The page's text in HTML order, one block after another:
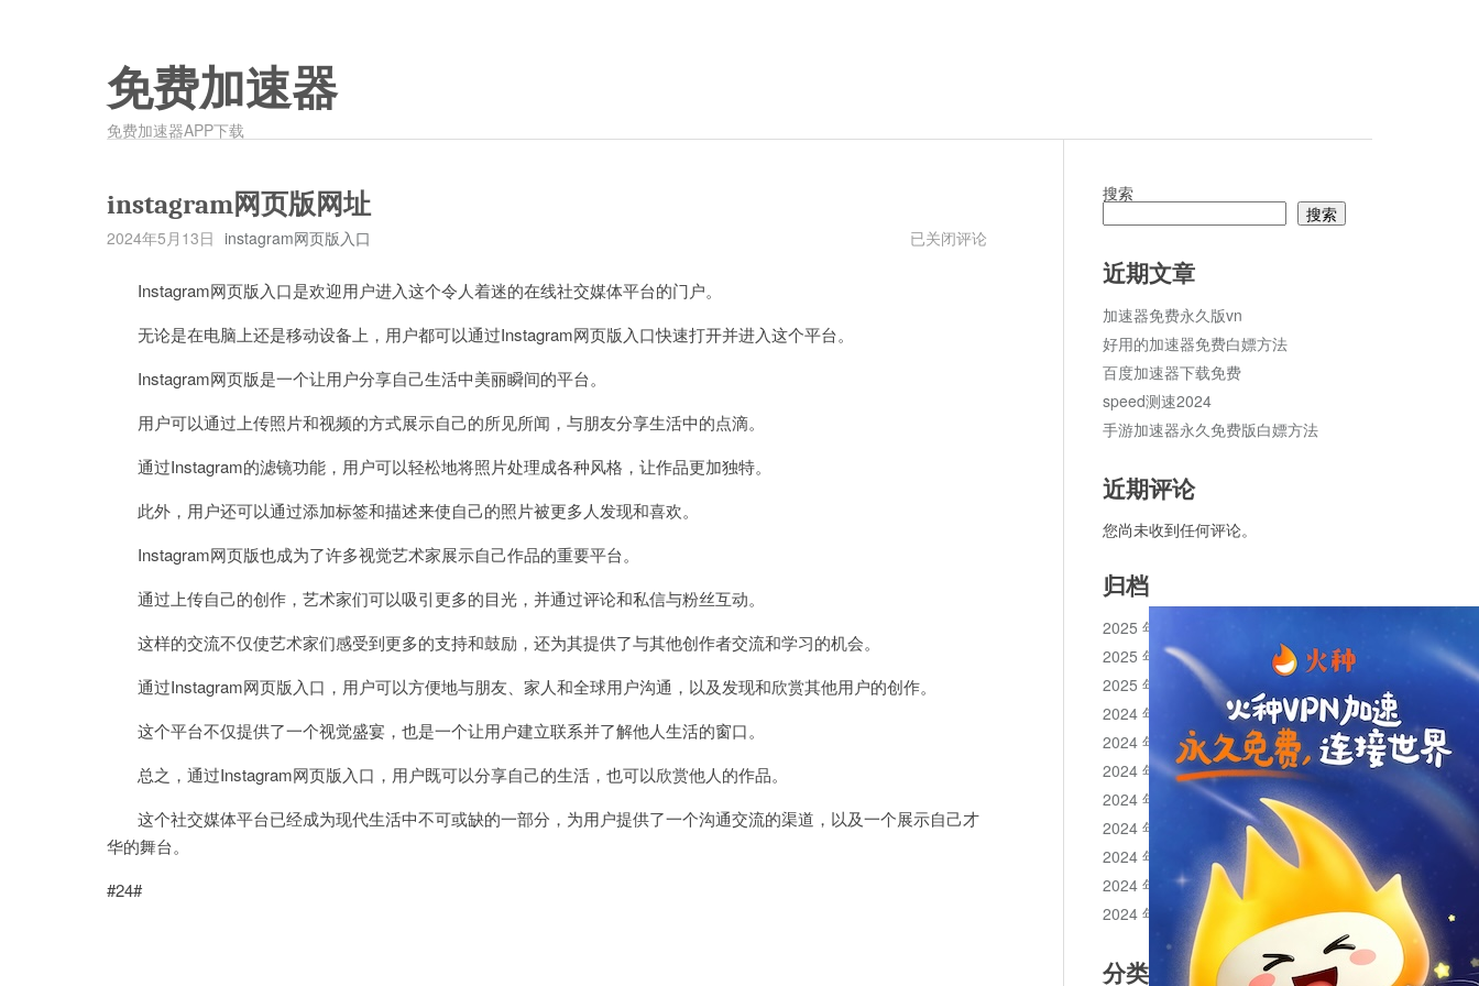
免费加速器
免费加速器APP下载
instagram网页版网址
2024年5月13日 instagram网页版入口
instagram
已关闭评论
Instagram网页版入口是欢迎用户进入这个令人着迷的在线社交媒体平台的门户。
无论是在电脑上还是移动设备上，用户都可以通过Instagram网页版入口快速打开并进入这个平台。
Instagram网页版是一个让用户分享自己生活中美丽瞬间的平台。
用户可以通过上传照片和视频的方式展示自己的所见所闻，与朋友分享生活中的点滴。
通过Instagram的滤镜功能，用户可以轻松地将照片处理成各种风格，让作品更加独特。
此外，用户还可以通过添加标签和描述来使自己的照片被更多人发现和喜欢。
Instagram网页版也成为了许多视觉艺术家展示自己作品的重要平台。
通过上传自己的创作，艺术家们可以吸引更多的目光，并通过评论和私信与粉丝互动。
这样的交流不仅使艺术家们感受到更多的支持和鼓励，还为其提供了与其他创作者交流和学习的机会。
通过Instagram网页版入口，用户可以方便地与朋友、家人和全球用户沟通，以及发现和欣赏其他用户的创作。
这个平台不仅提供了一个视觉盛宴，也是一个让用户建立联系并了解他人生活的窗口。
总之，通过Instagram网页版入口，用户既可以分享自己的生活，也可以欣赏他人的作品。
这个社交媒体平台已经成为现代生活中不可或缺的一部分，为用户提供了一个沟通交流的渠道，以及一个展示自己才
华的舞台。
#24#
搜索
搜索
近期文章
加速器免费永久版vn
好用的加速器免费白嫖方法
百度加速器下载免费
speed测速2024
手游加速器永久免费版白嫖方法
近期评论
您尚未收到任何评论。
归档
2025 年 11 月
2025 年 10 月
2025 年 1 月
2024 年 12 月
2024 年 11 月
2024 年 10 月
2024 年 9 月
2024 年 8 月
2024 年 7 月
2024 年 6 月
2024 年 5 月
分类目录